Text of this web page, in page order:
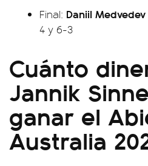
Final: Daniil Medvedev
4 y 6-3
Cuánto
Jannik
ganar el
Australia